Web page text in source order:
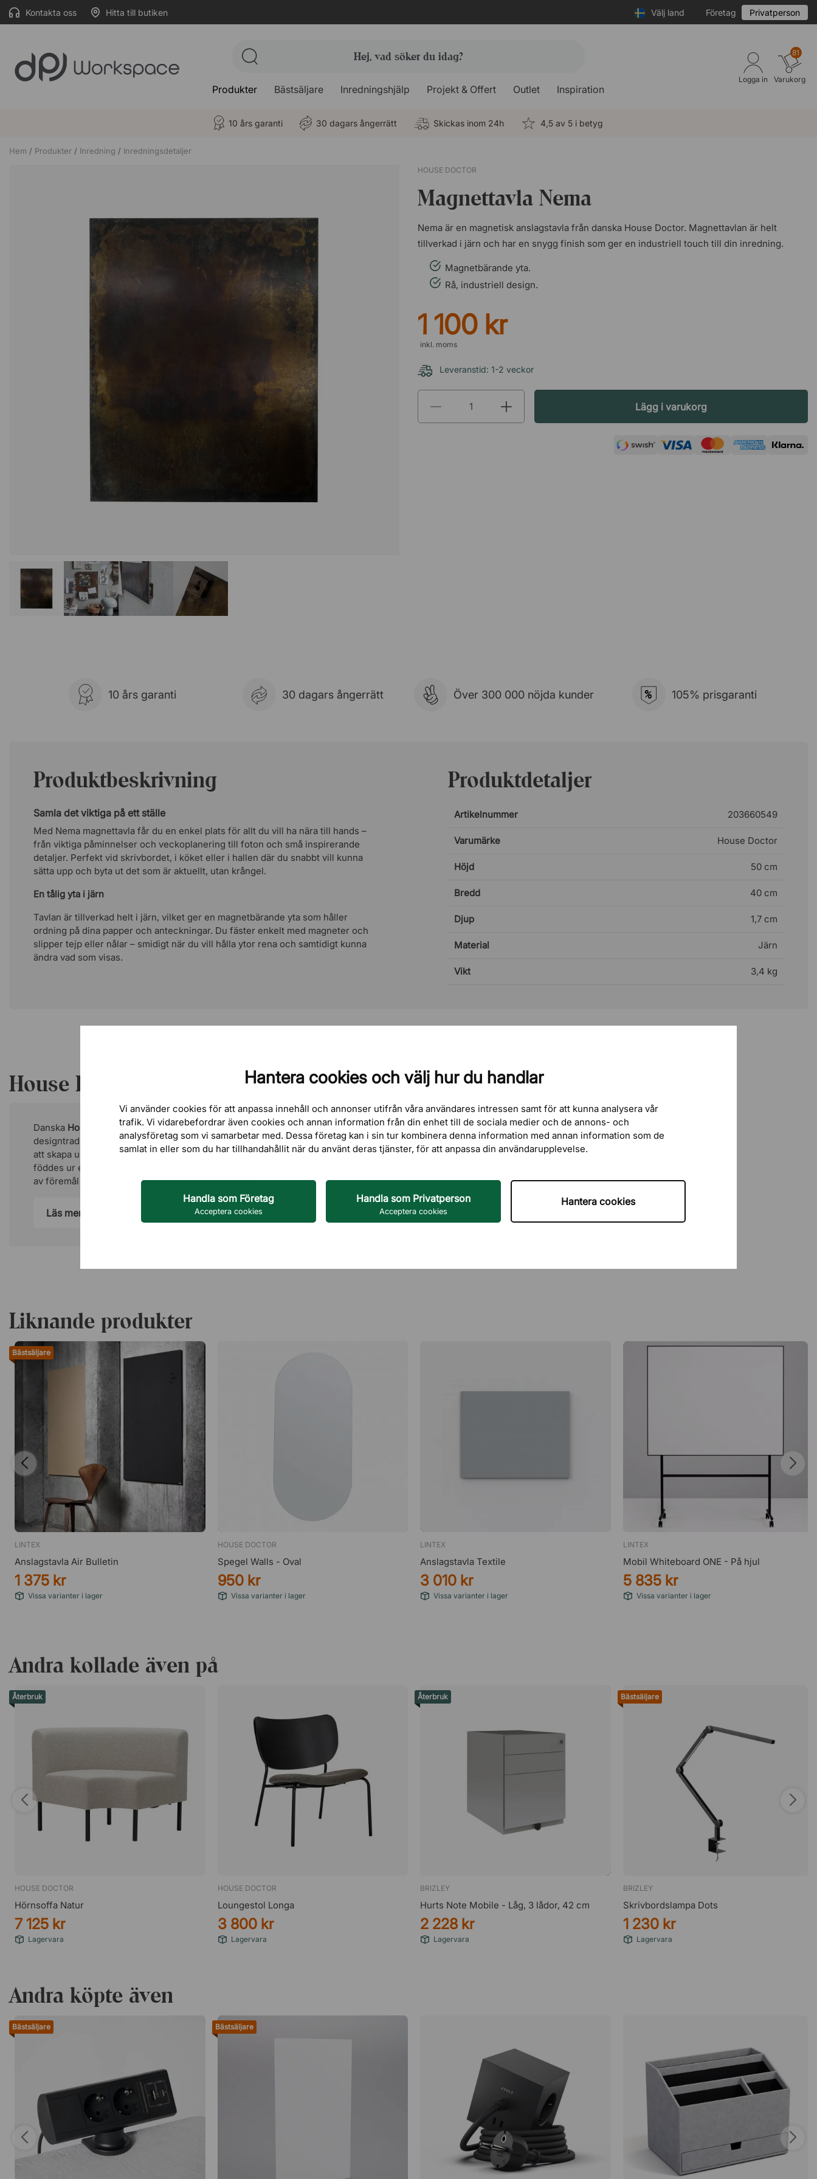
Hantera cookies och välj hur du handlar
Vi använder cookies för att anpassa innehåll och annonser utifrån våra användares intressen samt för att kunna analysera vår
trafik. Vi vidarebefordrar även cookies och annan information från din enhet till de sociala medier och de annons- och
analysföretag som vi samarbetar med. Dessa företag kan i sin tur kombinera denna information med annan information som de
samlat in eller som du har tillhandahållit när du använt deras tjänster, för att anpassa din användarupplevelse.
Handla som Företag
Acceptera cookies
Handla som Privatperson
Acceptera cookies
Hantera cookies
Kontakta oss Hitta till butiken Välj land Företag Privatperson
Produkter Bästsäljare Inredningshjälp Projekt & Offert Outlet Inspiration
Logga in
81
Varukorg
10 års garanti 30 dagars ångerrätt Skickas inom 24h 4,5 av 5 i betyg
Hem Produkter Inredning Inredningsdetaljer
HOUSE DOCTOR
Magnettavla Nema
Nema är en magnetisk anslagstavla från danska House Doctor. Magnettavlan är helt
tillverkad i järn och har en snygg finish som ger en industriell touch till din inredning.
Magnetbärande yta.
Rå, industriell design.
1 100 kr
inkl. moms
Leveranstid: 1-2 veckor
Lägg i varukorg
10 års garanti 30 dagars ångerrätt Över 300 000 nöjda kunder % 105% prisgaranti
Produktbeskrivning
Samla det viktiga på ett ställe
Med Nema magnettavla får du en enkel plats för allt du vill ha nära till hands –
från viktiga påminnelser och veckoplanering till foton och små inspirerande
detaljer. Perfekt vid skrivbordet, i köket eller i hallen där du snabbt vill kunna
sätta upp och byta ut det som är aktuellt, utan krångel.
En tålig yta i järn
Tavlan är tillverkad helt i järn, vilket ger en magnetbärande yta som håller
ordning på dina papper och anteckningar. Du fäster enkelt med magneter och
slipper tejp eller nålar – smidigt när du vill hålla ytor rena och samtidigt kunna
ändra vad som visas.
Produktdetaljer
Artikelnummer 203660549
Varumärke House Doctor
Höjd 50 cm
Bredd 40 cm
Djup 1,7 cm
Material Järn
Vikt 3,4 kg
House Doctor
Danska House Doctorskapar inredning med grund i skandinavisk
designtradition. De blandar industriella toner med inslag från andra länder, för
att skapa unika föremål som ger hemmet en personlig känsla. Varumärket
föddes ur en önskan att hjälpa människor skapa sitt eget utrymme med hjälp
av föremål präglade av balans, äkthet och enkelhet.
Läs mer
Liknande produkter
Bästsäljare
LINTEX
Anslagstavla Air Bulletin
1 375 kr
Vissa varianter i lager
HOUSE DOCTOR
Spegel Walls - Oval
950 kr
Vissa varianter i lager
LINTEX
Anslagstavla Textile
3 010 kr
Vissa varianter i lager
LINTEX
Mobil Whiteboard ONE - På hjul
5 835 kr
Vissa varianter i lager
Andra kollade även på
Återbruk
HOUSE DOCTOR
Hörnsoffa Natur
7 125 kr
Lagervara
HOUSE DOCTOR
Loungestol Longa
3 800 kr
Lagervara
Återbruk
BRIZLEY
Hurts Note Mobile - Låg, 3 lådor, 42 cm
2 228 kr
Lagervara
Bästsäljare
BRIZLEY
Skrivbordslampa Dots
1 230 kr
Lagervara
Andra köpte även
Bästsäljare Bästsäljare